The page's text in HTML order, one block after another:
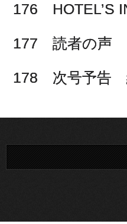
176 HOTEL’S
177 読者の声
178 次号予告